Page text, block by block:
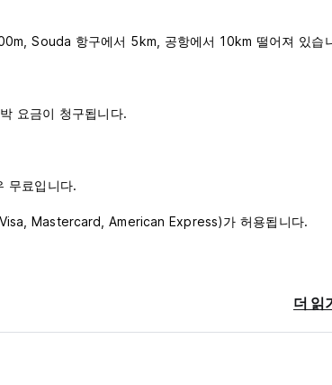
Souda 항구에서 5km, 공항에서 10km 떨어져 있습
요금이 청구됩니다.
무료입니다.
Mastercard, American Express)가 허용됩니다.
더 읽